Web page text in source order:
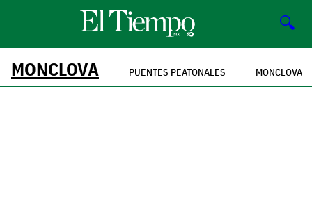
🔍
MONCLOVA PUENTES PEATONALES MONCLOVA